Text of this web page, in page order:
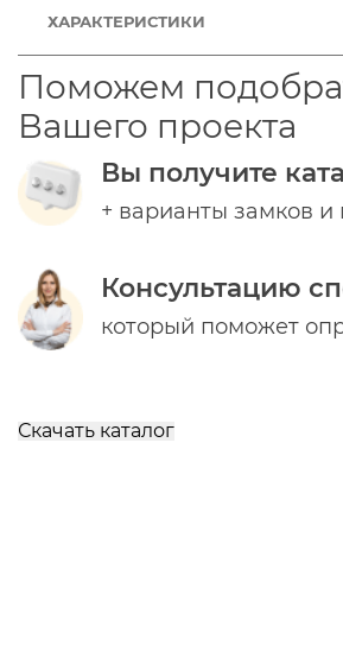
ХАРАКТЕРИСТИКИ
Поможем
Вашего проекта
Вы получите
+ варианты замков и
Консультацию
который поможет
Скачать каталог